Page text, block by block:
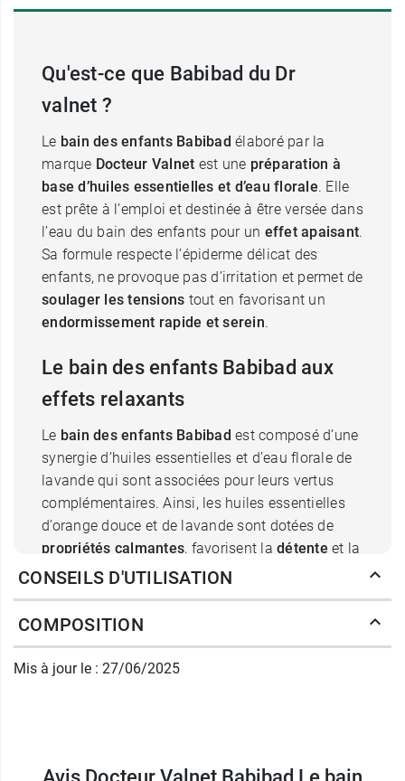
Qu'est-ce que Babibad du Dr
valnet ?
Le bain des enfants Babibad élaboré par la
marque Docteur Valnet est une préparation à
base d’huiles essentielles et d’eau florale. Elle
est prête à l’emploi et destinée à être versée dans
l’eau du bain des enfants pour un effet apaisant.
Sa formule respecte l’épiderme délicat des
enfants, ne provoque pas d’irritation et permet de
soulager les tensions tout en favorisant un
endormissement rapide et serein.
Le bain des enfants Babibad aux
effets relaxants
Le bain des enfants Babibad est composé d’une
synergie d’huiles essentielles et d’eau florale de
lavande qui sont associées pour leurs vertus
complémentaires. Ainsi, les huiles essentielles
d’orange douce et de lavande sont dotées de
propriétés calmantes, favorisent la détente et la
relaxation avant le coucher. On retrouve aussi
huiles essentielles de thym, de pin et de romarin
immunitaire en luttant notamment contre la
enfants Babibada uneffet relaxant et sédatif
CONSEILS D'UTILISATION
COMPOSITION
Mis à jour le : 27/06/2025